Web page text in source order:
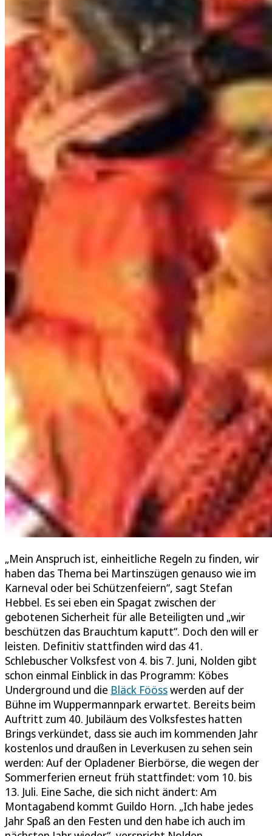
„Mein Anspruch ist, einheitliche Regeln zu finden, wir
haben das Thema bei Martinszügen genauso wie im
Karneval oder bei Schützenfeiern“, sagt Stefan
Hebbel. Es sei eben ein Spagat zwischen der
gebotenen Sicherheit für alle Beteiligten und „wir
beschützen das Brauchtum kaputt“. Doch den will er
leisten. Definitiv stattfinden wird das 41.
Schlebuscher Volksfest von 4. bis 7. Juni, Nolden gibt
schon einmal Einblick in das Programm: Köbes
Underground und die Bläck Föösswerden auf der
Bühne im Wuppermannpark erwartet. Bereits beim
Auftritt zum 40. Jubiläum des Volksfestes hatten
Brings verkündet, dass sie auch im kommenden Jahr
kostenlos und draußen in Leverkusen zu sehen sein
werden: Auf der Opladener Bierbörse, die wegen der
Sommerferien erneut früh stattfindet: vom 10. bis
13. Juli. Eine Sache, die sich nicht ändert: Am
Montagabend kommt Guildo Horn. „Ich habe jedes
Jahr Spaß an den Festen und den habe ich auch im